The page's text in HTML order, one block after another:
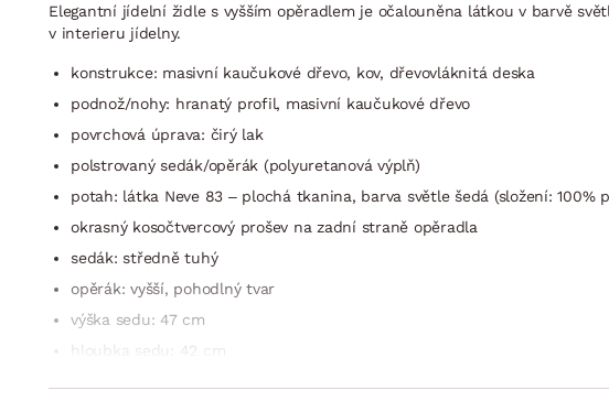
Elegantní jídelní židle s vyšším opěradlem je očalouněna látkou v barvě
v interieru jídelny.
konstrukce: masivní kaučukové dřevo, kov, dřevovláknitá deska
podnož/nohy: hranatý profil, masivní kaučukové dřevo
povrchová úprava: čirý lak
polstrovaný sedák/opěrák (polyuretanová výplň)
potah: látka Neve 83 – plochá tkanina, barva světle šedá (složení: 100%
okrasný kosočtvercový prošev na zadní straně opěradla
sedák: středně tuhý
opěrák: vyšší, pohodlný tvar
výška sedu: 47 cm
hloubka sedu: 42 cm